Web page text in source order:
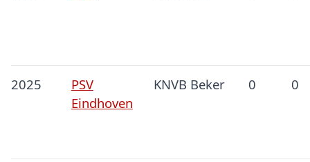
2025
PSV
Eindhoven
KNVB Beker 0 0